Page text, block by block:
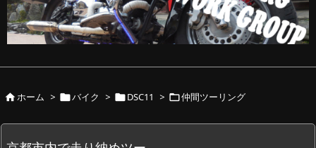

サイド


ホーム > バイク > DSC11 > 仲間ツーリング